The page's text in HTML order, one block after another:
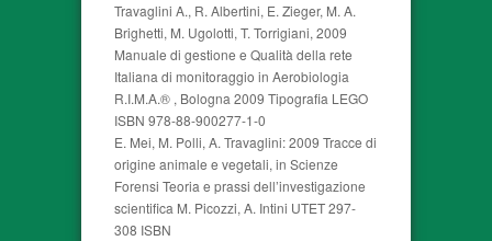
Travaglini A., R. Albertini, E. Zieger, M. A.
Brighetti, M. Ugolotti, T. Torrigiani, 2009
Manuale di gestione e Qualità della rete
Italiana di monitoraggio in Aerobiologia
R.I.M.A.® , Bologna 2009 Tipografia LEGO
ISBN 978-88-900277-1-0
E. Mei, M. Polli, A. Travaglini: 2009 Tracce di
origine animale e vegetali, in Scienze
Forensi Teoria e prassi dell’investigazione
scientifica M. Picozzi, A. Intini UTET 297-
308 ISBN